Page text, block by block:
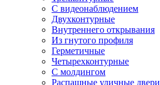
С видеонаблюдением
Двухконтурные
Внутреннего открывания
Из гнутого профиля
Герметичные
Четырехконтурные
С молдингом
Распашные уличные двери